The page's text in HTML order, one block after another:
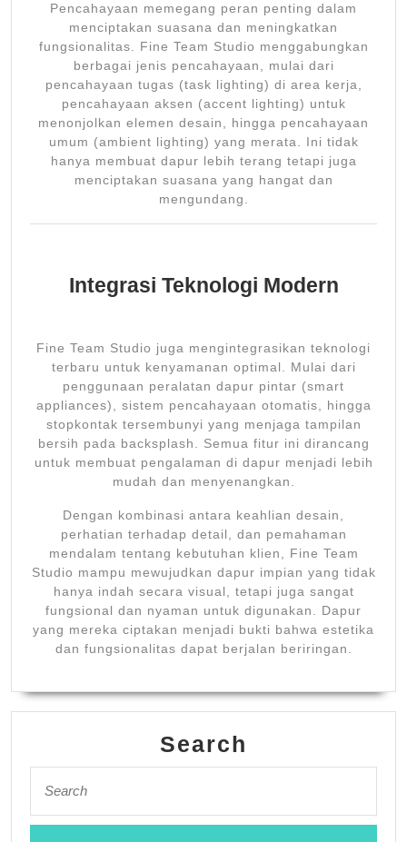
Pencahayaan memegang peran penting dalam
menciptakan suasana dan meningkatkan
fungsionalitas. Fine Team Studio menggabungkan
berbagai jenis pencahayaan, mulai dari
pencahayaan tugas (task lighting) di area kerja,
pencahayaan aksen (accent lighting) untuk
menonjolkan elemen desain, hingga pencahayaan
umum (ambient lighting) yang merata. Ini tidak
hanya membuat dapur lebih terang tetapi juga
menciptakan suasana yang hangat dan
mengundang.
Integrasi Teknologi Modern
Fine Team Studio juga mengintegrasikan teknologi
terbaru untuk kenyamanan optimal. Mulai dari
penggunaan peralatan dapur pintar (smart
appliances), sistem pencahayaan otomatis, hingga
stopkontak tersembunyi yang menjaga tampilan
bersih pada backsplash. Semua fitur ini dirancang
untuk membuat pengalaman di dapur menjadi lebih
mudah dan menyenangkan.
Dengan kombinasi antara keahlian desain,
perhatian terhadap detail, dan pemahaman
mendalam tentang kebutuhan klien, Fine Team
Studio mampu mewujudkan dapur impian yang tidak
hanya indah secara visual, tetapi juga sangat
fungsional dan nyaman untuk digunakan. Dapur
yang mereka ciptakan menjadi bukti bahwa estetika
dan fungsionalitas dapat berjalan beriringan.
Search
for: